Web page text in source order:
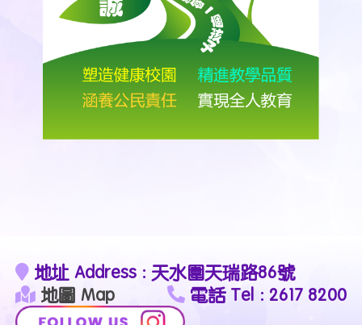
地址 Address : 天水圍天瑞路86號
地圖 Map
電話 Tel : 2617 8200